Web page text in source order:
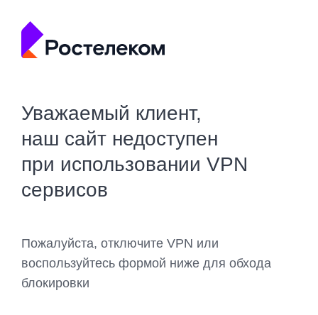
Уважаемый клиент,
наш сайт недоступен
при использовании VPN
сервисов
Пожалуйста, отключите VPN или
воспользуйтесь формой ниже для обхода
блокировки